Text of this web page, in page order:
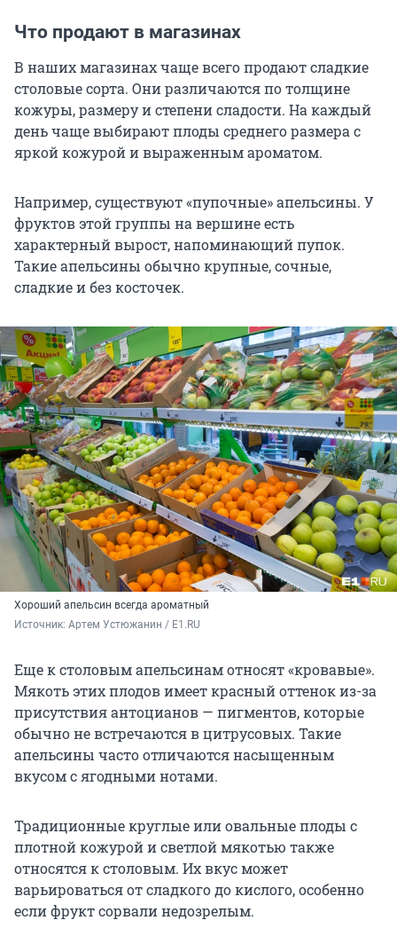
Что продают в магазинах
В наших магазинах чаще всего продают сладкие
столовые сорта. Они различаются по толщине
кожуры, размеру и степени сладости. На каждый
день чаще выбирают плоды среднего размера с
яркой кожурой и выраженным ароматом.
Например, существуют «пупочные» апельсины. У
фруктов этой группы на вершине есть
характерный вырост, напоминающий пупок.
Такие апельсины обычно крупные, сочные,
сладкие и без косточек.
Хороший апельсин всегда ароматный
Источник: Артем Устюжанин / E1.RU
Еще к столовым апельсинам относят «кровавые».
Мякоть этих плодов имеет красный оттенок из-за
присутствия антоцианов — пигментов, которые
обычно не встречаются в цитрусовых. Такие
апельсины часто отличаются насыщенным
вкусом с ягодными нотами.
Традиционные круглые или овальные плоды с
плотной кожурой и светлой мякотью также
относятся к столовым. Их вкус может
варьироваться от сладкого до кислого, особенно
если фрукт сорвали недозрелым.